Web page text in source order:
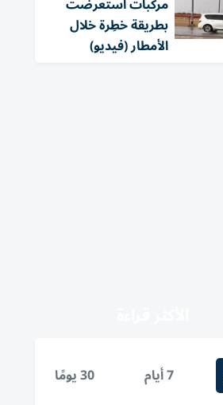
بطريقة خطِرة خلال
الأمطار (فيديو)
7 أيام 30 يومًا